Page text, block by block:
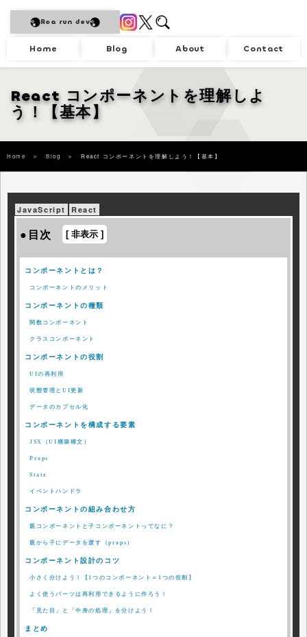
Roa run dev
Home Blog About Contact
React コンポーネントを理解しよ
う！【基本】
Home ＞ Blog ＞ React コンポーネントを理解しよう！【基本】
JavaScript React
●目次
コンポーネントとは？
コンポーネントのメリット
コンポーネントの種類
関数コンポーネント
クラスコンポーネント
コンポーネントの役割
UIの再利用
状態管理とUI更新
データのカプセル化
コンポーネントを構成する要素
JSX（UI構築構文）
Props
State
イベントハンドラ
コンポーネントの組み合わせ方
親コンポーネントと子コンポーネントってなに？
親から子にデータを渡す（props）
コンポーネント設計のコツ
小さく分けよう！【1つのコンポーネント＝1つの役割】
よく使うパーツは再利用できるように作ろう！
「見た目」と「中身の処理」を分けよう！
まとめ